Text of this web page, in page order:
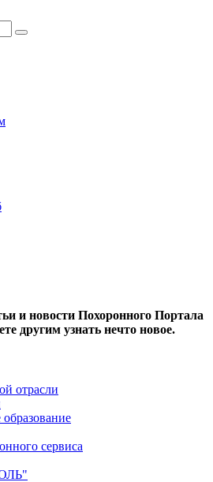
и новости Похоронного Портала
другим узнать нечто новое.
отрасли
сервиса